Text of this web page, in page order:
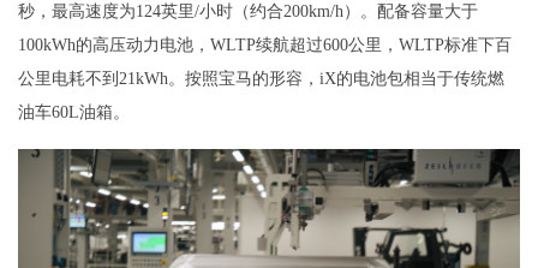
秒，最高速度为124英里/小时（约合200km/h）。配备容量大于
100kWh的高压动力电池，WLTP续航超过600公里，WLTP标准下百
公里电耗不到21kWh。按照宝马的形容，iX的电池包相当于传统燃
油车60L油箱。